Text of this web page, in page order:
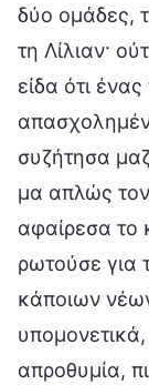
δύο ομάδες,
τη Λίλιαν·
είδα ότι
συζήτησα
μα απλώς
αφαίρεσα το
ρωτούσε για
κάποιων
απροθυμία,